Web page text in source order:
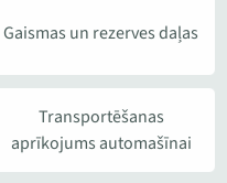
Gaismas un rezerves daļas
Transportēšanas
aprīkojums automašīnai